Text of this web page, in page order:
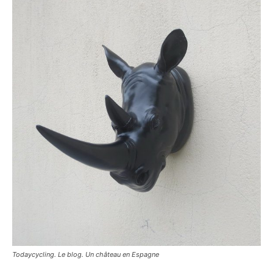
Todaycycling. Le blog. Un château en Espagne